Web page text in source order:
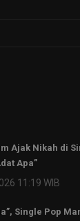
Ajak Nikah di
Apa”
11:19 WIB
Single Pop